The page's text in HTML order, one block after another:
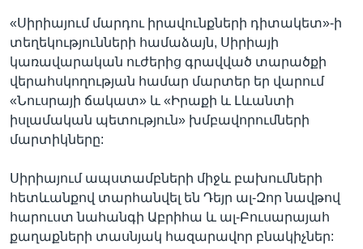
«Սիրիայում մարդու իրավունքների դիտակետ»-ի
տեղեկությունների համաձայն, Սիրիայի
կառավարական ուժերից գրավված տարածքի
վերահսկողության համար մարտեր եր վարում
«Նուսրայի ճակատ» և «Իրաքի և Լևանտի
իսլամական պետություն» խմբավորումների
մարտիկները:
Սիրիայում ապստամբների միջև բախումների
հետևանքով տարհանվել են Դեյր ալ-Զոր նավթով
հարուստ նահանգի Աբրիհա և ալ-Բուսարայահ
քաղաքների տասնյակ հազարավոր բնակիչներ: